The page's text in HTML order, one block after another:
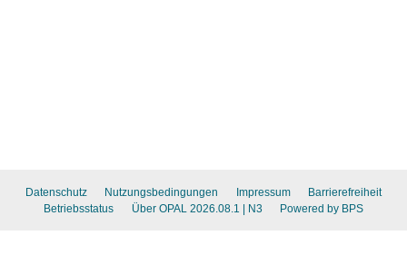
Datenschutz Nutzungsbedingungen Impressum
Barrierefreiheit
Betriebsstatus
Über OPAL 2026.08.1 | N3 Powered by BPS